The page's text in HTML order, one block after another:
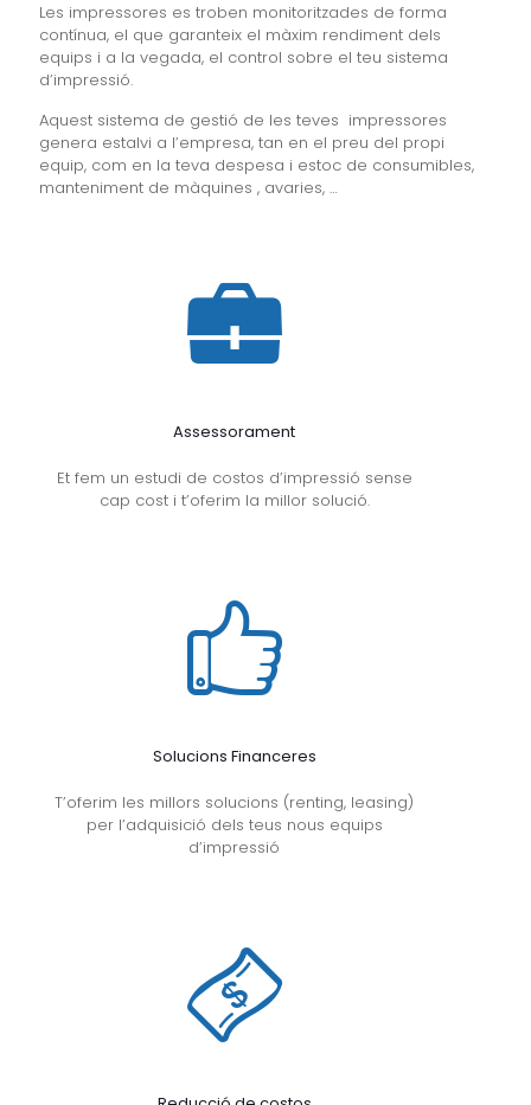
Les impressores es troben monitoritzades de forma
contínua, el que garanteix el màxim rendiment dels
equips i a la vegada, el control sobre el teu sistema
d’impressió.
Aquest sistema de gestió de les teves impressores
genera estalvi a l’empresa, tan en el preu del propi
equip, com en la teva despesa i estoc de consumibles,
manteniment de màquines , avaries, …
Assessorament
Et fem un estudi de costos d’impressió sense
cap cost i t’oferim la millor solució.
Solucions Financeres
T’oferim les millors solucions (renting, leasing)
per l’adquisició dels teus nous equips
d’impressió